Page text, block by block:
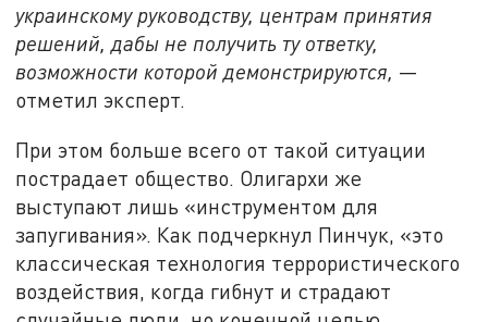
украинскому руководству, центрам принятия
решений, дабы не получить ту ответку,
возможности которой демонстрируются, —
отметил эксперт.
При этом больше всего от такой ситуации
пострадает общество. Олигархи же
выступают лишь «инструментом для
запугивания». Как подчеркнул Пинчук, «это
классическая технология террористического
воздействия, когда гибнут и страдают